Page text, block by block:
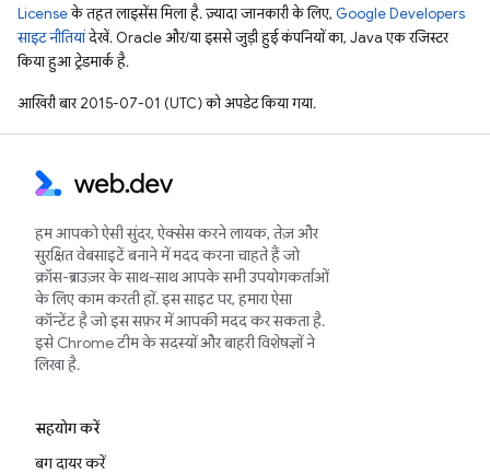
Licenseके तहत लाइसेंस मिला है. ज़्यादा जानकारी के लिए, Google Developers
साइट नीतियांदेखें. Oracle और/या इससे जुड़ी हुई कंपनियों का, Java एक रजिस्टर
किया हुआ ट्रेडमार्क है.
आखिरी बार 2015-07-01 (UTC) को अपडेट किया गया.
हम आपको ऐसी सुंदर, ऐक्सेस करने लायक, तेज़ और
सुरक्षित वेबसाइटें बनाने में मदद करना चाहते हैं जो
क्रॉस-ब्राउज़र के साथ-साथ आपके सभी उपयोगकर्ताओं
के लिए काम करती हों. इस साइट पर, हमारा ऐसा
कॉन्टेंट है जो इस सफ़र में आपकी मदद कर सकता है.
इसे Chrome टीम के सदस्यों और बाहरी विशेषज्ञों ने
लिखा है.
सहयोग करें
बग दायर करें